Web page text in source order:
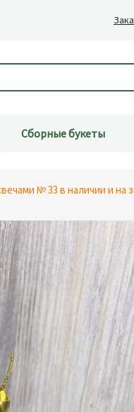
Сборные букеты
№ 33 в наличии и на